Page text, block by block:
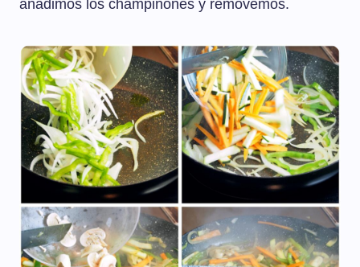
añadimos los champiñones y removemos.